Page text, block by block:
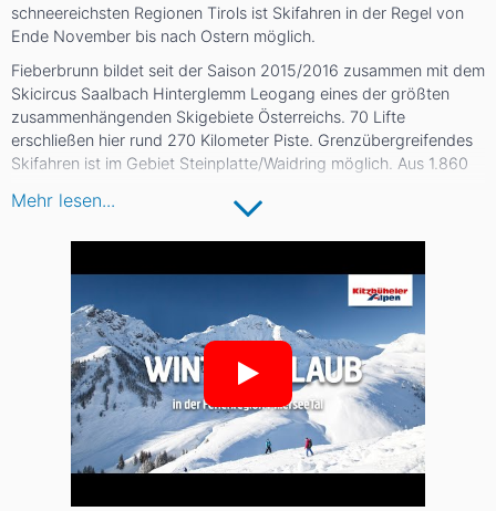
Mehr lesen...
schneereichsten Regionen Tirols ist Skifahren in der Regel von
Ende November bis nach Ostern möglich.
Fieberbrunn bildet seit der Saison 2015/2016 zusammen mit dem
Skicircus Saalbach Hinterglemm Leogang eines der größten
zusammenhängenden Skigebiete Österreichs. 70 Lifte
erschließen hier rund 270 Kilometer Piste. Grenzübergreifendes
Skifahren ist im Gebiet Steinplatte/Waidring möglich. Aus 1.860
Salzburger Land und nach Bayern. Die Buchensteinwand ist das
den Brettern.